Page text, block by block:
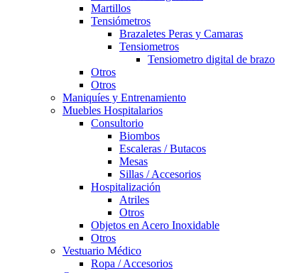
Martillos
Tensiómetros
Brazaletes Peras y Camaras
Tensiometros
Tensiometro digital de brazo
Otros
Otros
Maniquíes y Entrenamiento
Muebles Hospitalarios
Consultorio
Biombos
Escaleras / Butacos
Mesas
Sillas / Accesorios
Hospitalización
Atriles
Otros
Objetos en Acero Inoxidable
Otros
Vestuario Médico
Ropa / Accesorios